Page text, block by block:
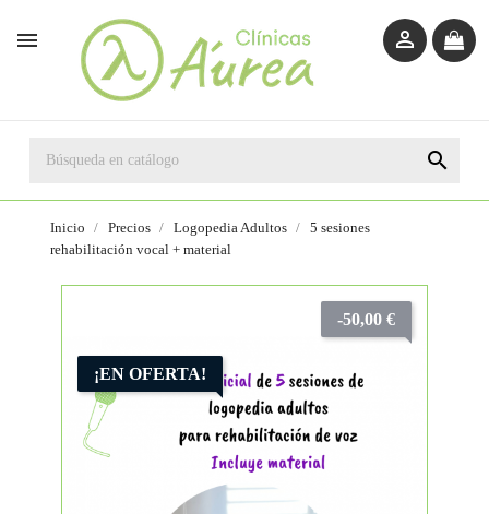
 

Inicio Precios Logopedia Adultos
5 sesiones
rehabilitación vocal + material
¡EN OFERTA!
-50,00 €